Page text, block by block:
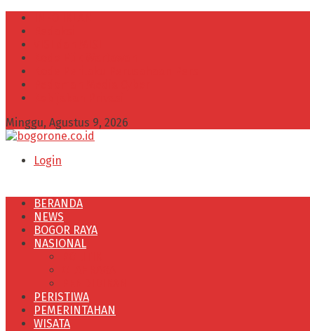
Minggu, Agustus 9, 2026
Login
BERANDA
NEWS
BOGOR RAYA
NASIONAL
PERISTIWA
PEMERINTAHAN
WISATA